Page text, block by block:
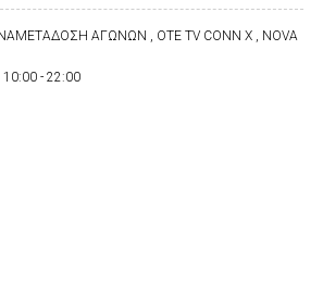
ΑΓΩΝΩΝ , ΟΤΕ TV CONN X , NOVA
- 22:00